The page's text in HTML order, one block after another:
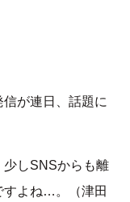
が連日、話題に
少しSNSからも離
すよね…。（津田